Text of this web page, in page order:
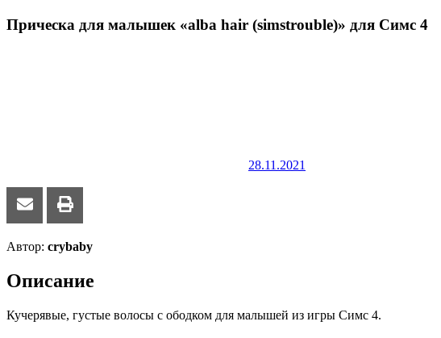
Прическа для малышек «alba hair (simstrouble)» для Симс 4
28.11.2021
Автор: crybaby
Описание
Кучерявые, густые волосы с ободком для малышей из игры Симс 4.